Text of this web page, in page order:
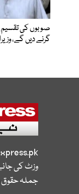
صوبوں کی تقسیم
گرنے دیں گے،
وزٹ کی
جملہ حقوق